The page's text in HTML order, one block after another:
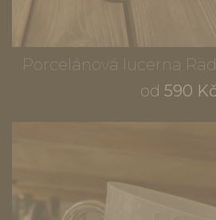
Porcelánová lucerna
od 590 Kč